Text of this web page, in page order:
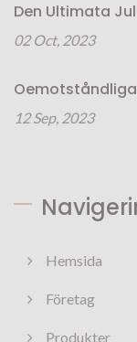
Den Ultimata
02 Oct, 2023
12 Sep, 2023
Hemsida
Företag
Produkter